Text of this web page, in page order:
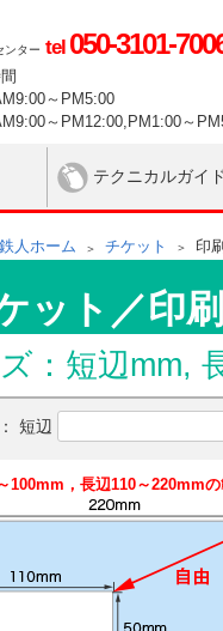
ンター tel 050-3101-
～PM5:00
～PM12:00,PM1:00～
テクニカルガイド
人ホーム チケット 印
ット／印
：短辺mm,
短辺
100mm，長辺110～220mmの